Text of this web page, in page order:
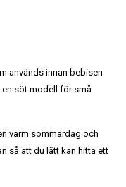
används innan bebisen
en söt modell för små
varm sommardag och
så att du lätt kan hitta ett